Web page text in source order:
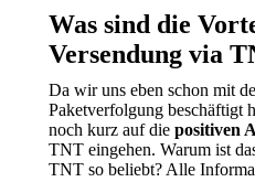
Was sind die
Versendung via
Da wir uns eben schon mit
Paketverfolgung beschäftigt
noch kurz auf die positiven
TNT eingehen. Warum ist
TNT so beliebt? Alle